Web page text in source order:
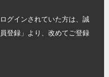
グインされていた方は、誠
登録」より、改めてご登録